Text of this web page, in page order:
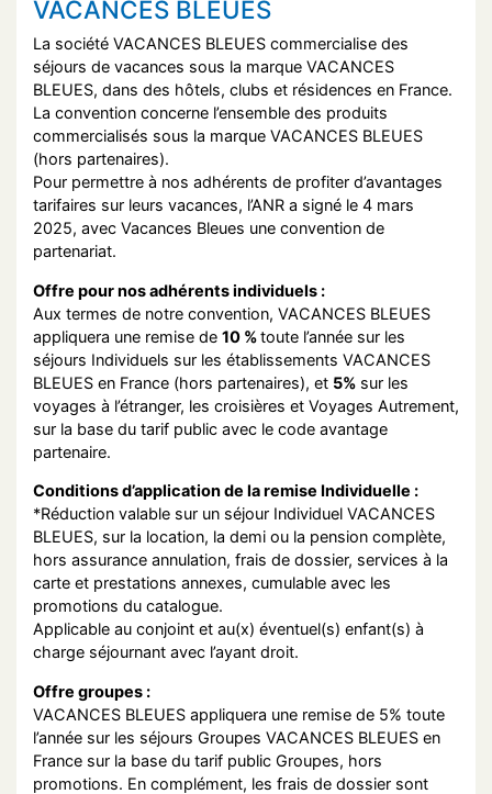
VACANCES BLEUES
La société VACANCES BLEUES commercialise des
séjours de vacances sous la marque VACANCES
BLEUES, dans des hôtels, clubs et résidences en France.
La convention concerne l’ensemble des produits
commercialisés sous la marque VACANCES BLEUES
(hors partenaires).
Pour permettre à nos adhérents de profiter d’avantages
tarifaires sur leurs vacances, l’ANR a signé le 4 mars
2025, avec Vacances Bleues une convention de
partenariat.
Offre pour nos adhérents individuels :
Aux termes de notre convention, VACANCES BLEUES
appliquera une remise de 10 %toute l’année sur les
séjours Individuels sur les établissements VACANCES
BLEUES en France (hors partenaires), et 5% sur les
voyages à l’étranger, les croisières et Voyages Autrement,
sur la base du tarif public avec le code avantage
partenaire.
Conditions d’application de la remise Individuelle :
*Réduction valable sur un séjour Individuel VACANCES
BLEUES, sur la location, la demi ou la pension complète,
hors assurance annulation, frais de dossier, services à la
carte et prestations annexes, cumulable avec les
promotions du catalogue.
Applicable au conjoint et au(x) éventuel(s) enfant(s) à
charge séjournant avec l’ayant droit.
Offre groupes :
VACANCES BLEUES appliquera une remise de 5% toute
l’année sur les séjours Groupes VACANCES BLEUES en
France sur la base du tarif public Groupes, hors
promotions. En complément, les frais de dossier sont